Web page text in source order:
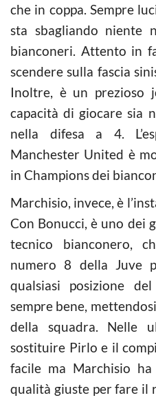
che in coppa. Sempre
sta sbagliando niente
bianconeri. Attento in
scendere sulla fascia
Inoltre, è un prezioso
capacità di giocare sia
nella difesa a 4.
Manchester United è
in Champions dei
Marchisio, invece, è
Con Bonucci, è uno dei
tecnico bianconero,
numero 8 della Juve
qualsiasi posizione
sempre bene,
della squadra. Nelle
sostituire Pirlo e il
facile ma Marchisio
qualità giuste per fare il